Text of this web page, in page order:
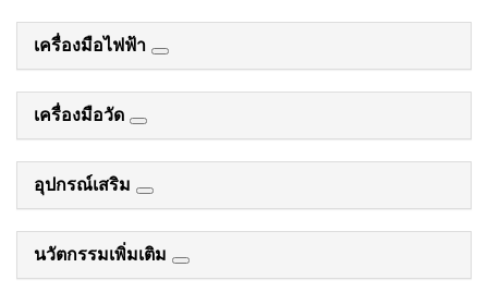
เครื่องมือไฟฟ้า
เครื่องมือวัด
อุปกรณ์เสริม
นวัตกรรมเพิ่มเติม